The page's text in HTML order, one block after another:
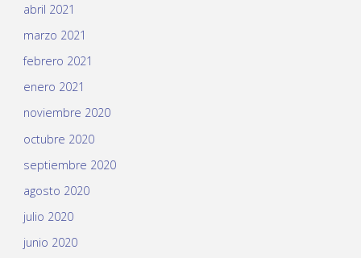
abril 2021
marzo 2021
febrero 2021
enero 2021
noviembre 2020
octubre 2020
septiembre 2020
agosto 2020
julio 2020
junio 2020